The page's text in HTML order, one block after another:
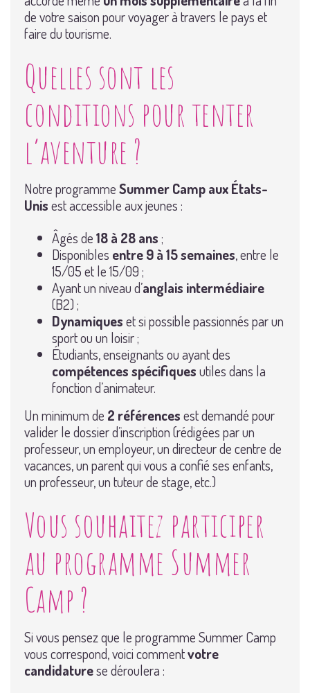
de votre saison pour voyager à travers le pays et
faire du tourisme.
Quelles sont les
conditions pour tenter
l’aventure ?
Notre programmeSummer Camp aux États-
Unisest accessible aux jeunes :
Âgés de18 à 28 ans ;
Disponibles entre 9 à 15 semaines, entre le
15/05 et le 15/09 ;
Ayant un niveau d’anglais intermédiaire
(B2) ;
Dynamiqueset si possible passionnés par un
sport ou un loisir ;
Étudiants, enseignants ou ayant des
compétences spécifiquesutiles dans la
fonction d’animateur.
Un minimum de 2 référencesest demandé pour
valider le dossier d’inscription (rédigées par un
professeur, un employeur, un directeur de centre de
vacances, un parent qui vous a confié ses enfants,
un professeur, un tuteur de stage, etc.)
Vous souhaitez participer
au programme Summer
Camp ?
Si vous pensez que le programme Summer Camp
vous correspond, voici commentvotre
candidaturese déroulera :